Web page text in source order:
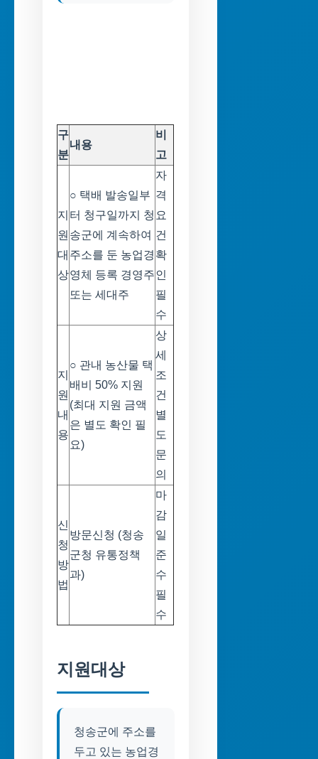
구
분
내용
비
고
지
원
대
상
○ 택배 발송일부
터 청구일까지 청
송군에 계속하여
주소를 둔 농업경
영체 등록 경영주
또는 세대주
자
격
요
건
확
인
필
수
지
원
내
용
○ 관내 농산물 택
배비 50% 지원
(최대 지원 금액
은 별도 확인 필
요)
상
세
조
건
별
도
문
의
신
청
방
법
방문신청 (청송
군청 유통정책
과)
마
감
일
준
수
필
수
지원대상
청송군에 주소를
두고 있는 농업경